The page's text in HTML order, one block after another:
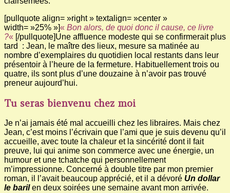
[pullquote align= »right » textalign= »center »
width= »25% »]« Bon alors, de quoi donc il cause, ce livre
?« [/pullquote]Une affluence modeste qui se confirmerait plus
tard : Jean, le maître des lieux, mesure sa matinée au
nombre d’exemplaires du quotidien local restants dans leur
présentoir à l’heure de la fermeture. Habituellement trois ou
quatre, ils sont plus d’une douzaine à n’avoir pas trouvé
preneur aujourd’hui.
Tu seras bienvenu chez moi
Je n’ai jamais été mal accueilli chez les libraires. Mais chez
Jean, c’est moins l’écrivain que l’ami que je suis devenu qu’il
accueille, avec toute la chaleur et la sincérité dont il fait
preuve, lui qui anime son commerce avec une énergie, un
humour et une tchatche qui personnellement
m’impressionne. Concerné à double titre par mon premier
roman, il l’avait beaucoup apprécié, et il a dévoré Un dollar
le baril en deux soirées une semaine avant mon arrivée.